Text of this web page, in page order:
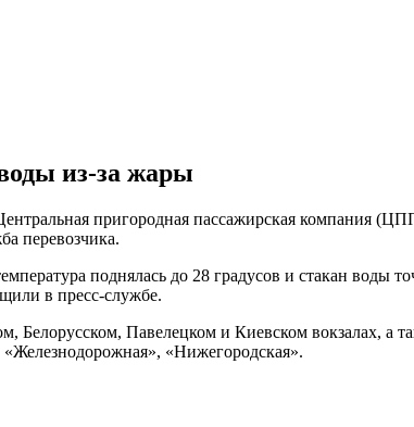
из-за жары
пригородная пассажирская компания
перевозчика.
поднялась до 28 градусов и стакан воды
в пресс-службе.
Белорусском, Павелецком и Киевском
«Нижегородская».